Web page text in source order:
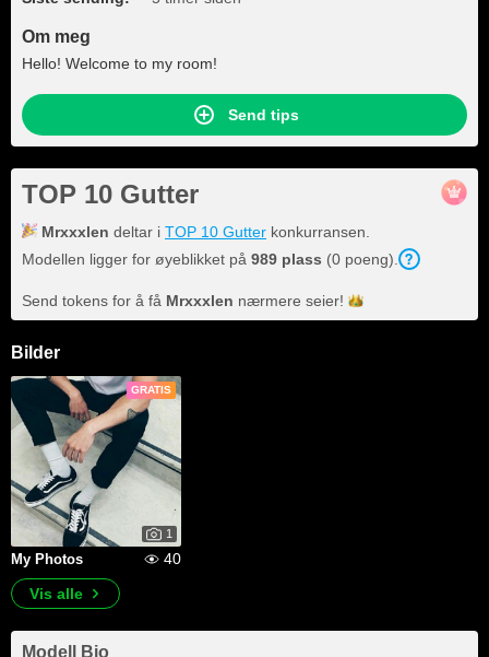
Om meg
Hello! Welcome to my room!
Send tips
TOP 10 Gutter
Mrxxxlen deltar i TOP 10 Gutter konkurransen.
Modellen ligger for øyeblikket på 989 plass (0 poeng).
Send tokens for å få Mrxxxlen nærmere seier!
Bilder
GRATIS
1
My Photos
40
Vis alle
Modell Bio